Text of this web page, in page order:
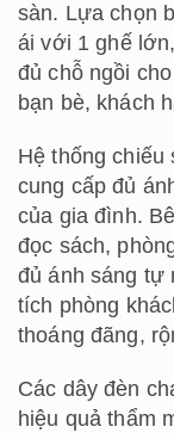
sàn. Lựa chọn
ái với 1 ghế
đủ chỗ ngồi
bạn bè, khách
Hệ thống chiếu
cung cấp đủ
của gia đình.
đọc sách,
đủ ánh sáng tự
tích phòng
thoáng đãng,
Các dây đèn
hiệu quả thẩm